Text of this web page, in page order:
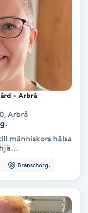
- Arbrå
, Arbrå
människors hälsa
hjä...
Branschorg.